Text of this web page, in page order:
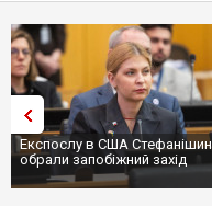
Експослу в США
обрали запобіжний захід